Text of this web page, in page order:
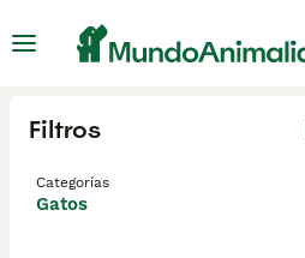
Filtros
Categorías
Gatos